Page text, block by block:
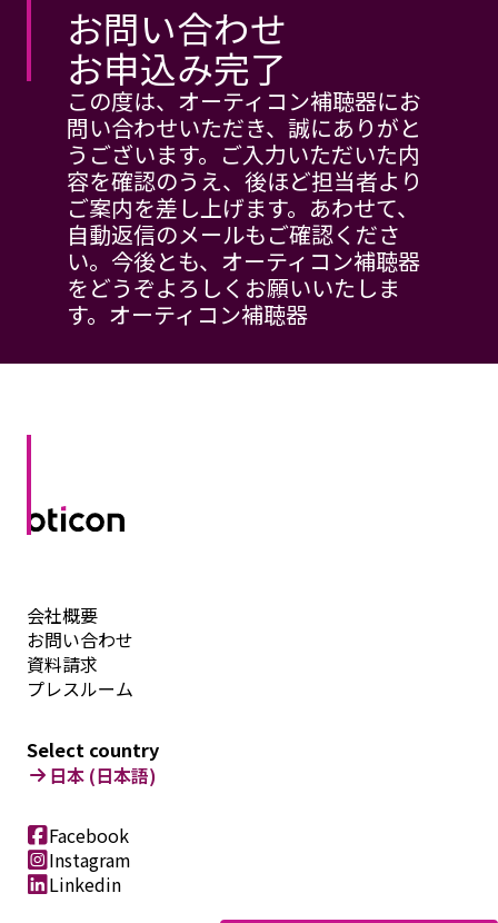
お問い合わせ
お申込み完了
この度は、オーティコン補聴器にお
問い合わせいただき、誠にありがと
うございます。ご入力いただいた内
容を確認のうえ、後ほど担当者より
ご案内を差し上げます。あわせて、
自動返信のメールもご確認くださ
い。今後とも、オーティコン補聴器
をどうぞよろしくお願いいたしま
す。オーティコン補聴器
会社概要
お問い合わせ
資料請求
プレスルーム
Select country
日本 (日本語)
Facebook
Instagram
Linkedin